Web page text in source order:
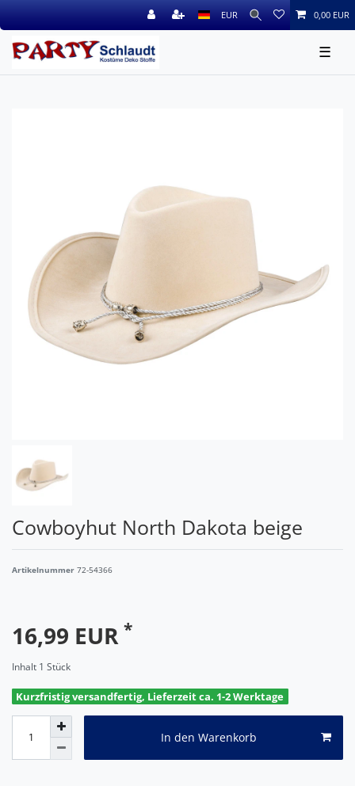
EUR 0,00 EUR
☰
Cowboyhut North Dakota beige
Artikelnummer 72-54366
16,99 EUR *
Inhalt 1 Stück
Kurzfristig versandfertig, Lieferzeit ca. 1-2 Werktage
In den Warenkorb